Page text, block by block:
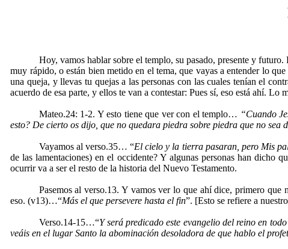
Hoy, vamos hablar sobre el templo, su pasado, presente y
muy rápido, o están bien metido en el tema, que vayas a entender lo
una queja, y llevas tu quejas a las personas con las cuales tenían el
acuerdo de esa parte, y ellos te van a contestar: Pues sí, eso está ahí. Lo
Mateo.24: 1-2. Y esto tiene que ver con el templo… “Cuando
esto? De cierto os dijo, que no quedara piedra sobre piedra que no sea
Vayamos al verso.35… “El cielo y la tierra pasaran, pero Mis
de las lamentaciones) en el occidente? Y algunas personas han dicho
ocurrir va a ser el resto de la historia del Nuevo Testamento.
Pasemos al verso.13. Y vamos ver lo que ahí dice, primero
eso. (v13)…“Más el que persevere hasta el fin”. [Esto se refiere a
Verso.14-15…“Y será predicado este evangelio del reino en
veáis en el lugar Santo la abominación desoladora de que hablo el